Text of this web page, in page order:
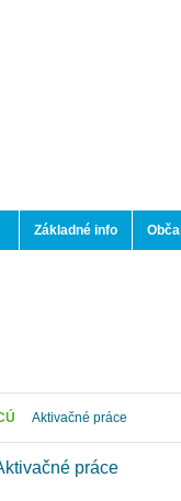
Základné info
Aktivačné práce
práce